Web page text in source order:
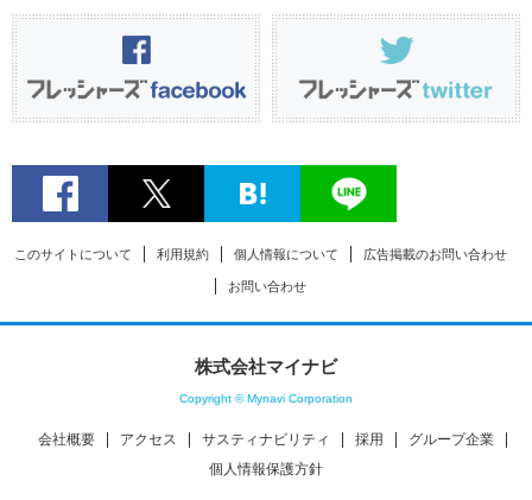
このサイトについて 利用規約 個人情報について 広告掲載のお問い合わせ
お問い合わせ
株式会社マイナビ
Copyright © Mynavi Corporation
会社概要 アクセス サスティナビリティ 採用
グループ企業
個人情報保護方針